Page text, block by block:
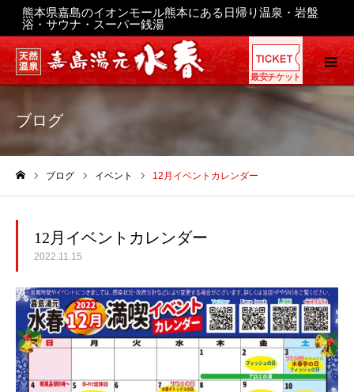
熊本県嘉島のイオンモール熊本にある日帰り温泉・岩盤
浴・サウナ・スーパー銭湯
最安チケット
ブログ
ブログ イベント 12月イベントカレンダー
12月イベントカレンダー
2022.11.15